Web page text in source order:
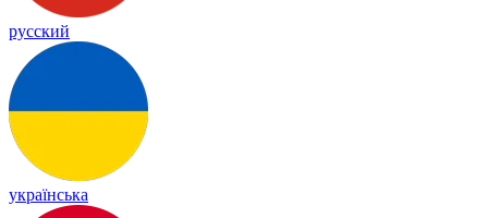
русский
українська